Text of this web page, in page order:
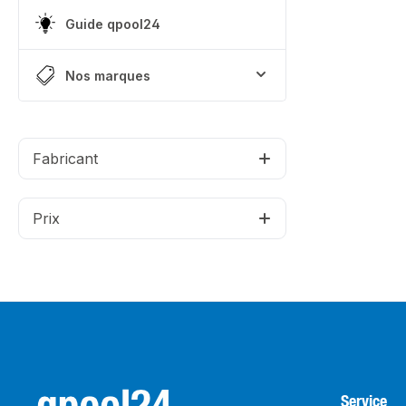
Guide qpool24
Nos marques
Fabricant
Prix
Service